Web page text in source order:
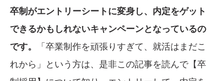
卒制がエントリーシートに変身し、内定をゲット
できるかもしれないキャンペーンとなっているの
です。
「卒業制作を頑張りすぎて、就活はまだこ
れから」という方は、是非この記事を読んで【卒